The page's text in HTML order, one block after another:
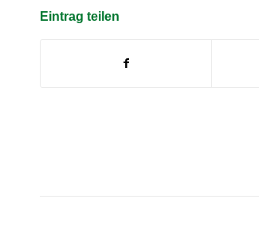
Eintrag teilen